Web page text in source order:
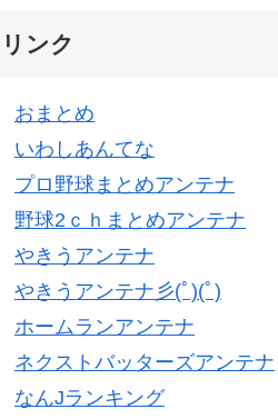
リンク
おまとめ
いわしあんてな
プロ野球まとめアンテナ
野球2ｃｈまとめアンテナ
やきうアンテナ
やきうアンテナ彡(ﾟ)(ﾟ)
ホームランアンテナ
ネクストバッターズアンテナ
なんJランキング